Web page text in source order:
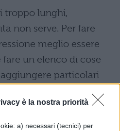
è la nostra priorità
a) necessari (tecnici) per
troppo lunghi,
non serve. Per fare
meglio essere
un elenco di cose
particolari